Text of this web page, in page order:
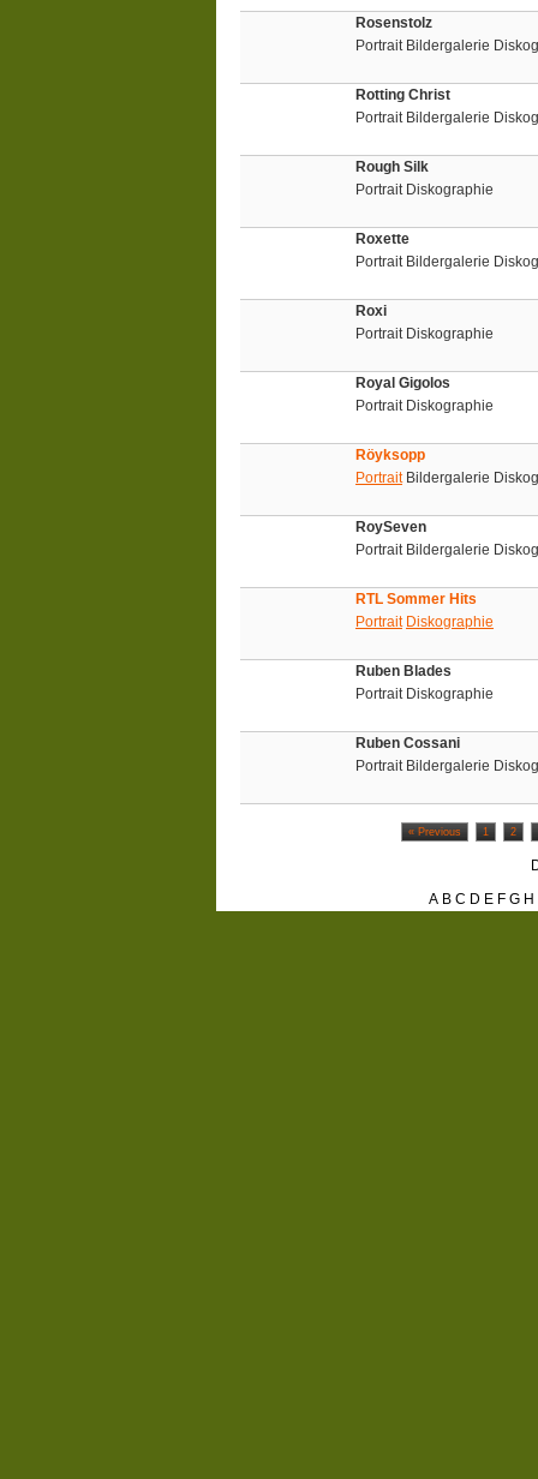
Rosenstolz
Portrait Bildergalerie
Rotting Christ
Portrait Bildergalerie
Rough Silk
Portrait Diskographie
Roxette
Portrait Bildergalerie
Roxi
Portrait Diskographie
Royal Gigolos
Portrait Diskographie
Röyksopp
PortraitBildergalerie
RoySeven
Portrait Bildergalerie
RTL Sommer Hits
Portrait Diskographie
Ruben Blades
Portrait Diskographie
Ruben Cossani
Portrait Bildergalerie
« Previous 1 2
A B C D E F G H